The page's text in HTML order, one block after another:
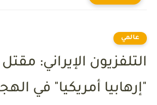
عالمي
"إرهابيا أمريكيا" في